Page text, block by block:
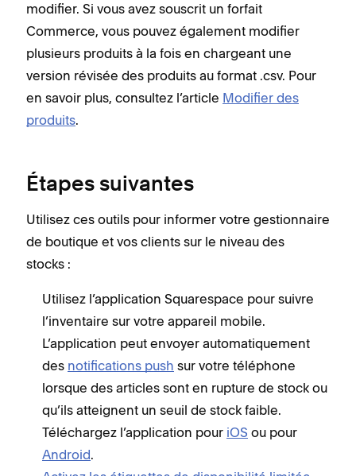
modifier. Si vous avez souscrit un forfait
Commerce, vous pouvez également modifier
plusieurs produits à la fois en chargeant une
version révisée des produits au format .csv. Pour
en savoir plus, consultez l’article Modifier des
produits.
Étapes suivantes
Utilisez ces outils pour informer votre gestionnaire
de boutique et vos clients sur le niveau des
stocks :
Utilisez l’application Squarespace pour suivre
l’inventaire sur votre appareil mobile.
L’application peut envoyer automatiquement
des notifications push sur votre téléphone
lorsque des articles sont en rupture de stock ou
qu’ils atteignent un seuil de stock faible.
Téléchargez l’application pour iOS ou pour
Android.